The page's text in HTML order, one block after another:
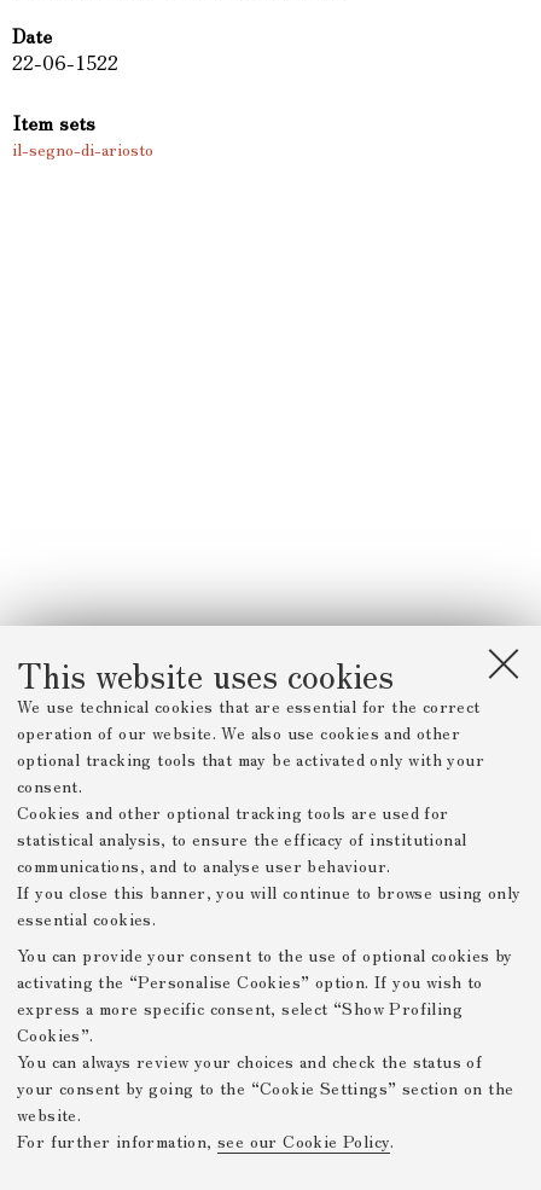
This website uses cookies
We use technical cookies that are essential for the correct
operation of our website. We also use cookies and other
optional tracking tools that may be activated only with your
consent.
Cookies and other optional tracking tools are used for
statistical analysis, to ensure the efficacy of institutional
communications, and to analyse user behaviour.
If you close this banner, you will continue to browse using only
essential cookies.
You can provide your consent to the use of optional cookies by
activating the “Personalise Cookies” option. If you wish to
express a more specific consent, select “Show Profiling
Cookies”.
You can always review your choices and check the status of
your consent by going to the “Cookie Settings” section on the
website.
For further information, see our Cookie Policy.
Date
22-06-1522
Item sets
il-segno-di-ariosto